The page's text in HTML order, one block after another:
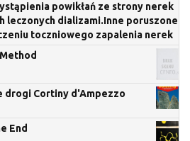
powikłań ze strony nerek
leczonych dializami.Inne poruszone
toczniowego zapalenia nerek
drogi Cortiny d'Ampezzo
End